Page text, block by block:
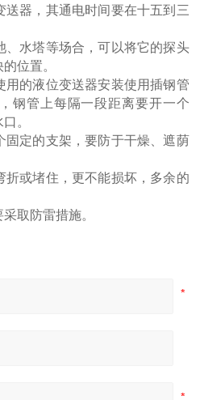
送器，其通电时间要在十五到三
、水塔等场合，可以将它的探头
位置。
用的液位变送器安装使用插钢管
钢管上每隔一段距离要开一个
。
固定的支架，要防于干燥、遮荫
折或堵住，更不能损坏，多余的
取防雷措施。